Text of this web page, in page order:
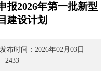
报2026年第一批新型
建设计划
发布时间：2026年02月03日
2433